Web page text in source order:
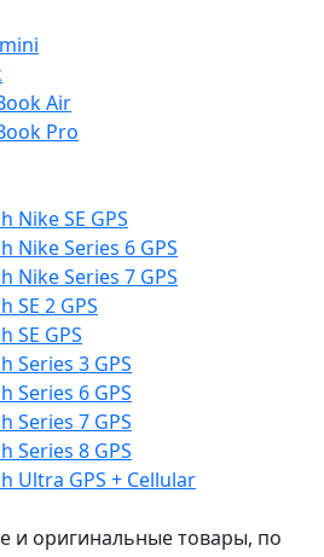
Air
Pro
Nike SE GPS
Nike Series 6 GPS
Nike Series 7 GPS
SE 2 GPS
SE GPS
Series 3 GPS
Series 6 GPS
Series 7 GPS
Series 8 GPS
Ultra GPS + Cellular
и оригинальные товары, по